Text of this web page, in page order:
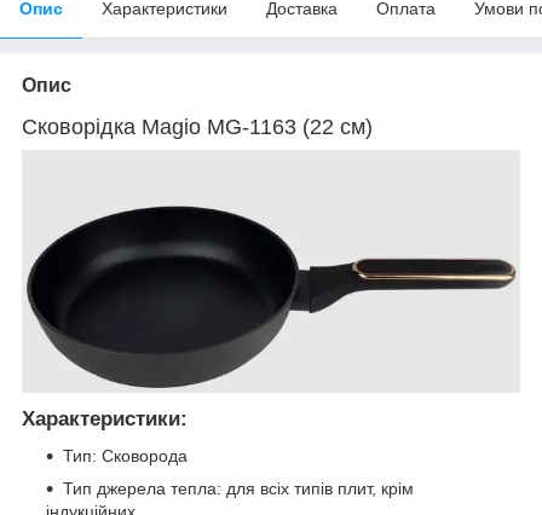
Опис Характеристики Доставка Оплата Умови
Опис
Сковорідка Magio MG-1163 (22 см)
Характеристики:
Тип: Сковорода
Тип джерела тепла: для всіх типів плит, крім